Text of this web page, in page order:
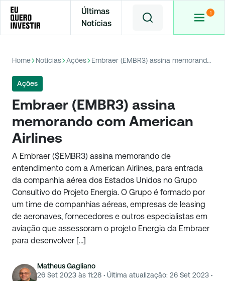
Últimas
Notícias
Home Notícias Ações Embraer (EMBR3) assina memorando com American Airlines
Ações
Embraer (EMBR3) assina
memorando com American
Airlines
A Embraer ($EMBR3) assina memorando de
entendimento com a American Airlines, para entrada
da companhia aérea dos Estados Unidos no Grupo
Consultivo do Projeto Energia. O Grupo é formado por
um time de companhias aéreas, empresas de leasing
de aeronaves, fornecedores e outros especialistas em
aviação que assessoram o projeto Energia da Embraer
para desenvolver […]
Matheus Gagliano
26 Set 2023 às 11:28 · Última atualização: 26 Set 2023 ·